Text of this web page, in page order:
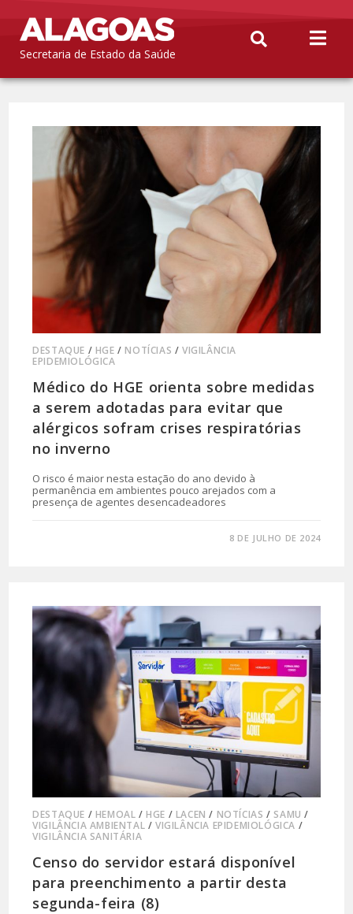
Secretaria de Estado da Saúde
DESTAQUE / HGE /NOTÍCIAS /VIGILÂNCIA
EPIDEMIOLÓGICA
Médico do HGE orienta sobre medidas
a serem adotadas para evitar que
alérgicos sofram crises respiratórias
no inverno
O risco é maior nesta estação do ano devido à
permanência em ambientes pouco arejados com a
presença de agentes desencadeadores
8 DE JULHO DE 2024
DESTAQUE / HEMOAL /HGE / LACEN / NOTÍCIAS / SAMU /
VIGILÂNCIA AMBIENTAL /VIGILÂNCIA EPIDEMIOLÓGICA /
VIGILÂNCIA SANITÁRIA
Censo do servidor estará disponível
para preenchimento a partir desta
segunda-feira (8)